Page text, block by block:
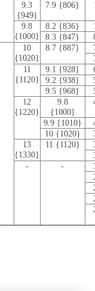
9.3
{949}
7.9 {806}
9.8
{1000}
8.2 {836}
8.3 {847}
10
{1020}
8.7 {887}
11
{1120}
9.1 {928}
9.2 {938}
9.5 {968}
12
{1220}
9.8
{1000}
9.9 {1010}
10 {1020}
13
{1330}
11 {1120}
- -